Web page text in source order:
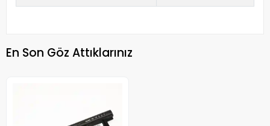
En Son Göz Attıklarınız